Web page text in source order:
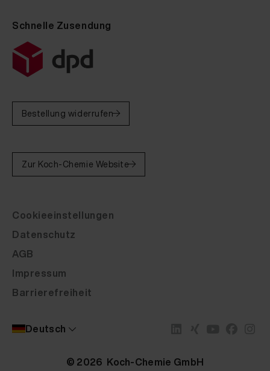
Schnelle Zusendung
Bestellung widerrufen
Zur Koch-Chemie Website
Deutsch
© 2026 Koch-Chemie GmbH
Cookieeinstellungen
Datenschutz
AGB
Impressum
Barrierefreiheit